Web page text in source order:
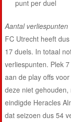
punt per duel
Aantal verliespunten
FC Utrecht heeft
17 duels. In totaal
verliespunten. Plek
aan de play offs
deze niet
eindigde Heracles
dat seizoen dus 54